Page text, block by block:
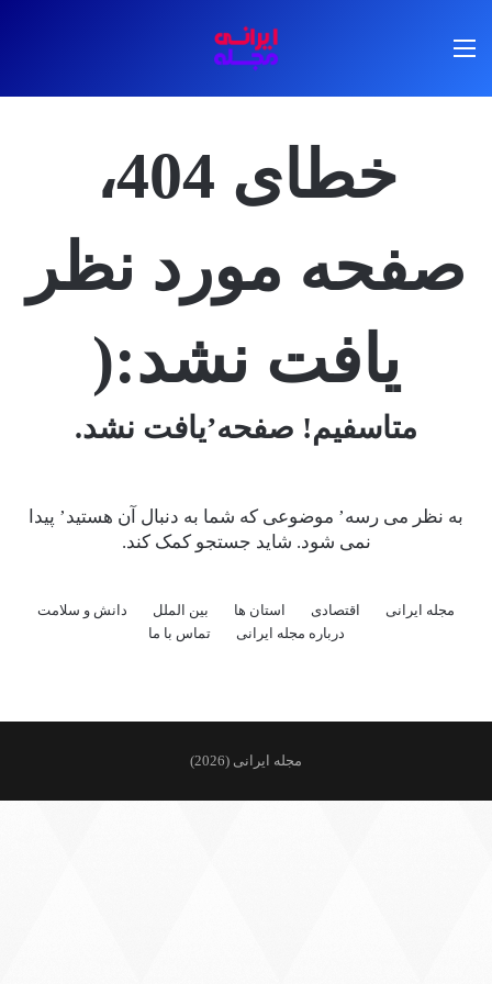
خطای 404،
صفحه مورد نظر
یافت نشد:(
متاسفیم! صفحه’یافت نشد.
به نظر می رسه’ موضوعی که شما به دنبال آن هستید’ پیدا
نمی شود. شاید جستجو کمک کند.
مجله ایرانی اقتصادی استان ها بین الملل
دانش و سلامت
درباره مجله ایرانی
تماس با ما
مجله ایرانی (2026)